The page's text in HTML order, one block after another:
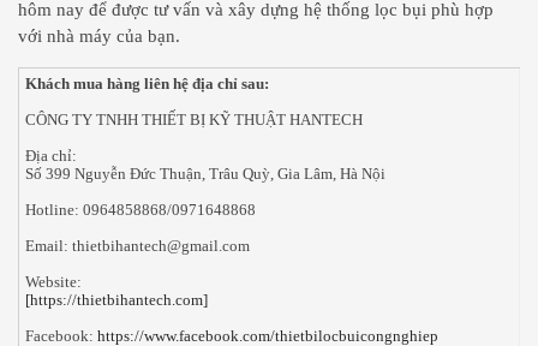
hôm nay để được tư vấn và xây dựng hệ thống lọc bụi phù hợp
với nhà máy của bạn.
Khách mua hàng liên hệ địa chỉ sau:
CÔNG TY TNHH THIẾT BỊ KỸ THUẬT HANTECH
Địa chỉ:
Số 399 Nguyễn Đức Thuận, Trâu Quỳ, Gia Lâm, Hà Nội
Hotline: 0964858868/0971648868
Email: thietbihantech@gmail.com
Website:
[https://thietbihantech.com]
Facebook: https://www.facebook.com/thietbilocbuicongnghiep